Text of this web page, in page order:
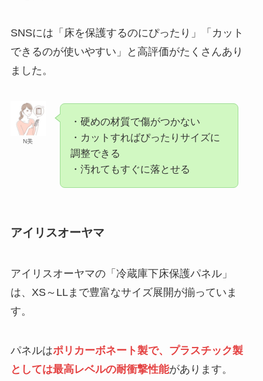
SNSには「床を保護するのにぴったり」「カット
できるのが使いやすい」と高評価がたくさんあり
ました。
N美
・硬めの材質で傷がつかない
・カットすればぴったりサイズに
調整できる
・汚れてもすぐに落とせる
アイリスオーヤマ
アイリスオーヤマの「冷蔵庫下床保護パネル」
は、XS～LLまで豊富なサイズ展開が揃っていま
す。
パネルはポリカーボネート製で、プラスチック製
としては最高レベルの耐衝撃性能があります。